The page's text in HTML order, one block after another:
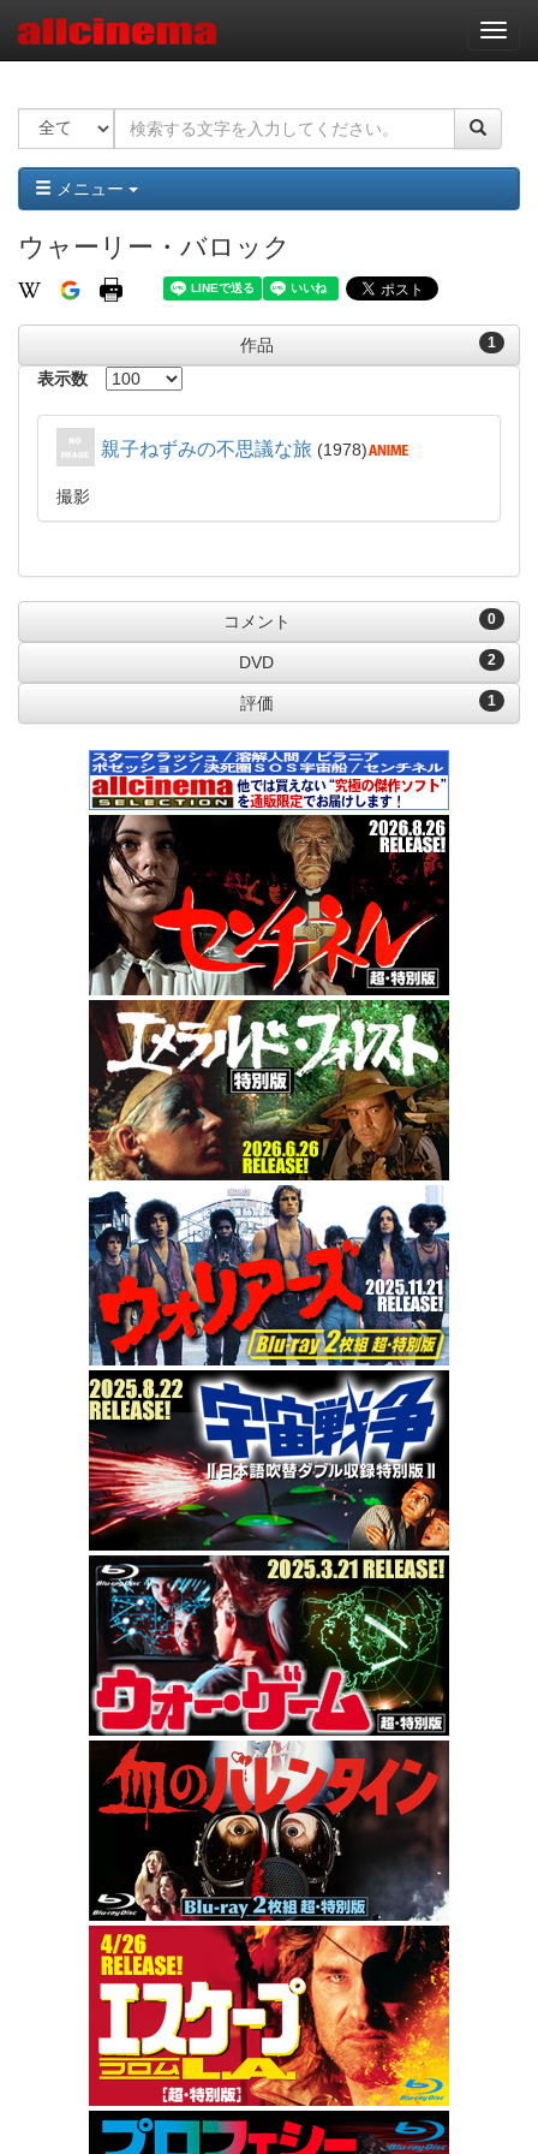
ナ
ビ
ー
ョ
ン
メニュー
ウャーリー・バロック
1
作品
表示数
親子ねずみの不思議な旅 1978
撮影
0
コメント
2
DVD
1
評価